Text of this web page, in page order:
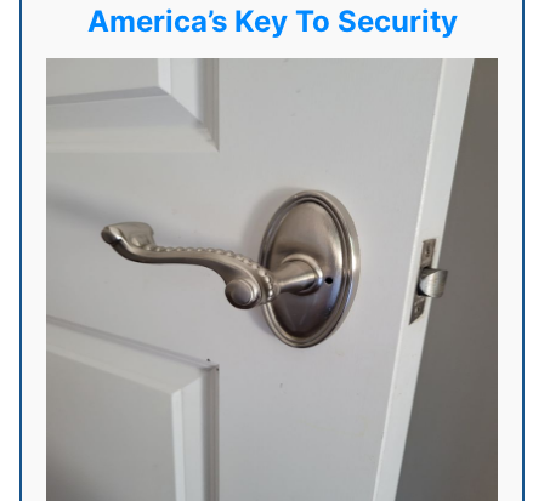
America’s Key To Security